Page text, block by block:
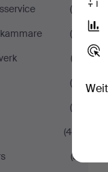
(8)
(5)
(3)
(4)
(8)
(46)
(3)